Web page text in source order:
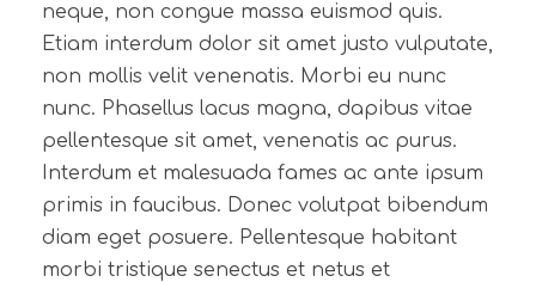
neque, non congue massa euismod quis.
Etiam interdum dolor sit amet justo vulputate,
non mollis velit venenatis. Morbi eu nunc
nunc. Phasellus lacus magna, dapibus vitae
pellentesque sit amet, venenatis ac purus.
Interdum et malesuada fames ac ante ipsum
primis in faucibus. Donec volutpat bibendum
diam eget posuere. Pellentesque habitant
morbi tristique senectus et netus et